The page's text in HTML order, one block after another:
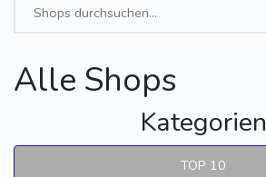
Alle Shops
Kategorien
TOP 10